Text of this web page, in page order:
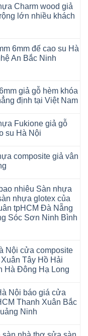
Charm wood giả
lớn nhiều khách
6mm đế cao su Hà
An Bắc Ninh
giả gỗ hèm khóa
định tại Việt Nam
Fukione giả gỗ
su Hà Nội
composite giả vân
nhiêu Sàn nhựa
nhựa glotex của
tpHCM Đà Nẵng
Sóc Sơn Ninh Bình
Nội cửa composite
Tây Hồ Hải
Hà Đông Hạ Long
Nội báo giá cửa
Thanh Xuân Bắc
Ninh